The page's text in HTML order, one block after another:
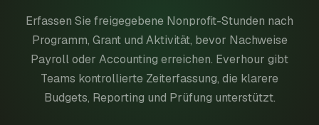
Erfassen Sie freigegebene Nonprofit-Stunden nach
Programm, Grant und Aktivität, bevor Nachweise
Payroll oder Accounting erreichen. Everhour gibt
Teams kontrollierte Zeiterfassung, die klarere
Budgets, Reporting und Prüfung unterstützt.